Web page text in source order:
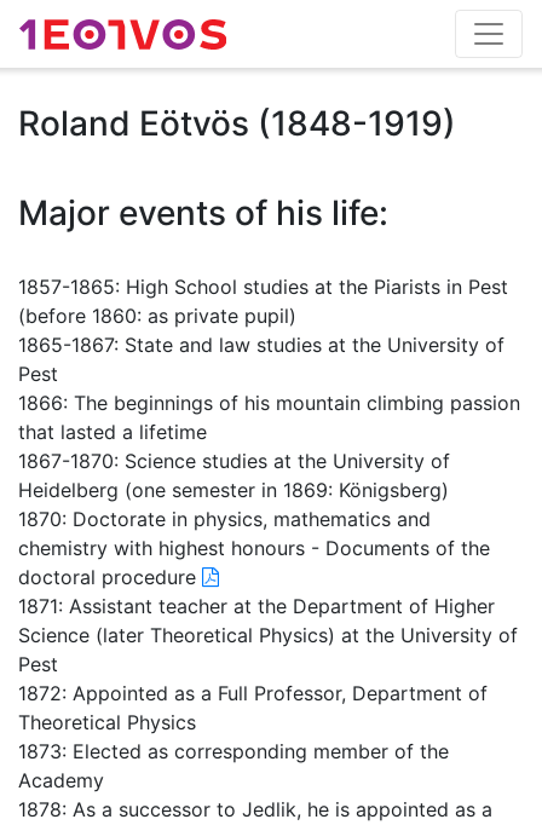
Roland Eötvös (1848-1919)
Major events of his life:
1857-1865: High School studies at the Piarists in Pest
(before 1860: as private pupil)
1865-1867: State and law studies at the University of
Pest
1866: The beginnings of his mountain climbing passion
that lasted a lifetime
1867-1870: Science studies at the University of
Heidelberg (one semester in 1869: Königsberg)
1870: Doctorate in physics, mathematics and
chemistry with highest honours - Documents of the
doctoral procedure
1871: Assistant teacher at the Department of Higher
Science (later Theoretical Physics) at the University of
Pest
1872: Appointed as a Full Professor, Department of
Theoretical Physics
1873: Elected as corresponding member of the
Academy
1878: As a successor to Jedlik, he is appointed as a